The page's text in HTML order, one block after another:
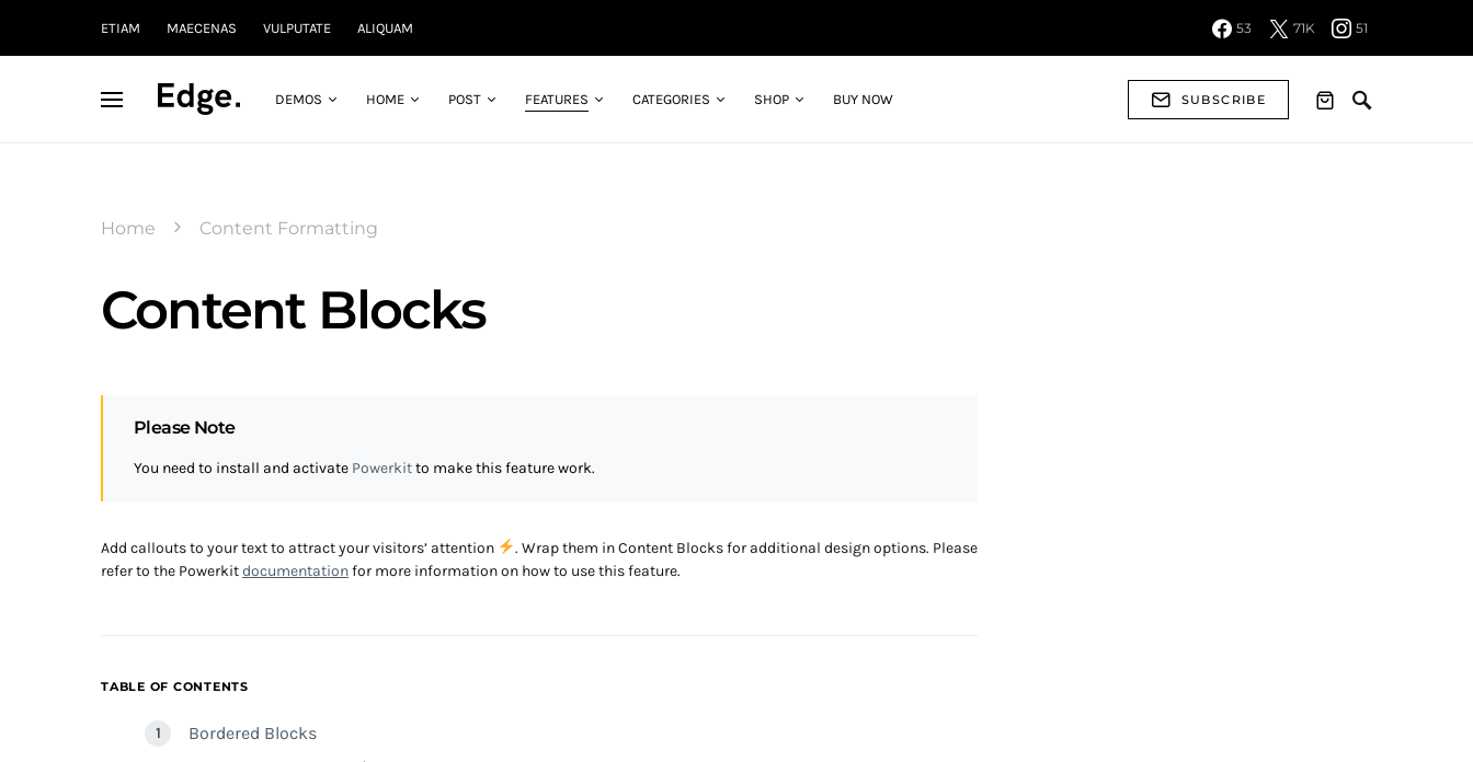
ETIAM MAECENAS VULPUTATE ALIQUAM 53 71K 51
DEMOS HOME POST FEATURES CATEGORIES SHOP BUY NOW SUBSCRIBE
Home Content Formatting
Content Blocks
Please Note
You need to install and activate Powerkitto make this feature work.
Add callouts to your text to attract your visitors’ attention
. Wrap them in Content Blocks for additional design options. Please
refer to the Powerkitdocumentationfor more information on how to use this feature.
TABLE OF CONTENTS
Bordered Blocks